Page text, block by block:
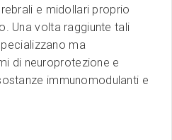
e midollari proprio
Una volta raggiunte tali
ma
di neuroprotezione e
immunomodulanti e